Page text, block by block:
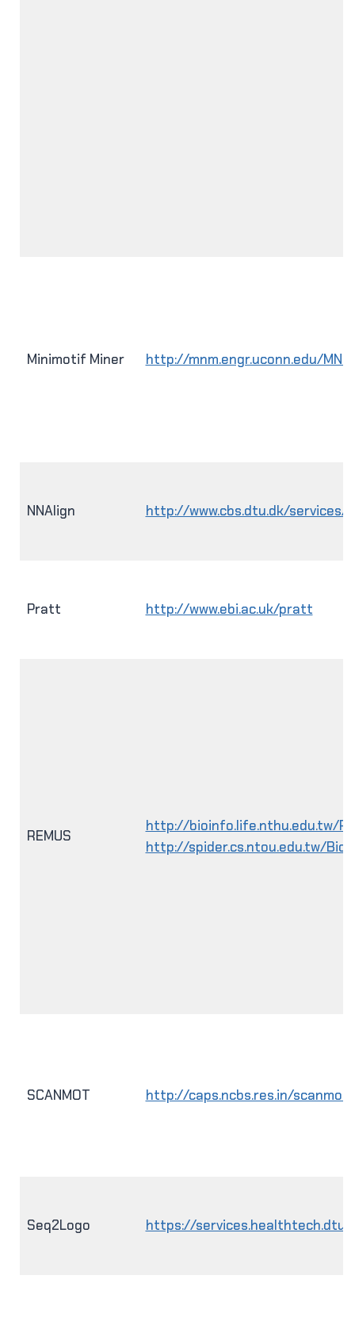
Minimotif Miner http://mnm.engr.uconn.edu/
NNAlign http://www.cbs.dtu.dk/services/
Pratt http://www.ebi.ac.uk/pratt
REMUS
http://bioinfo.life.nthu.edu.tw/
http://spider.cs.ntou.edu.tw/
SCANMOT http://caps.ncbs.res.in/
Seq2Logo https://